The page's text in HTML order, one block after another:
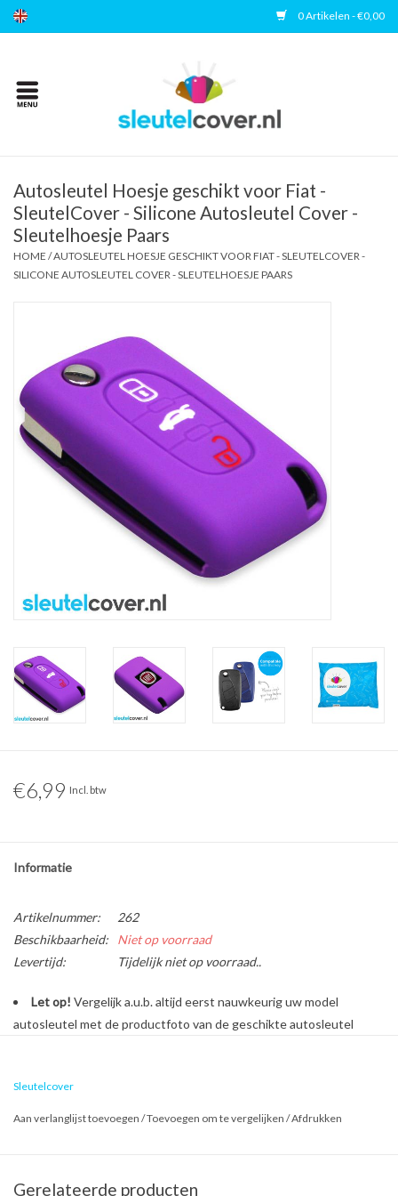
0 Artikelen - €0,00
Home
Accessoires
Veelgestelde vragen
Autosleutel Hoesje geschikt voor Fiat -
SleutelCover - Silicone Autosleutel Cover -
Sleutelhoesje Paars
HOME /AUTOSLEUTEL HOESJE GESCHIKT VOOR FIAT - SLEUTELCOVER -
SILICONE AUTOSLEUTEL COVER - SLEUTELHOESJE PAARS
€6,99 Incl. btw
Informatie
Artikelnummer:
262
Beschikbaarheid:
Niet op voorraad
Levertijd:
Tijdelijk niet op voorraad..
Let op! Vergelijk a.u.b. altijd eerst nauwkeurig uw model
autosleutel met de productfoto van de geschikte autosleutel
Sleutelcover
Aan verlanglijst toevoegen /Toevoegen om te vergelijken /Afdrukken
Gerelateerde producten